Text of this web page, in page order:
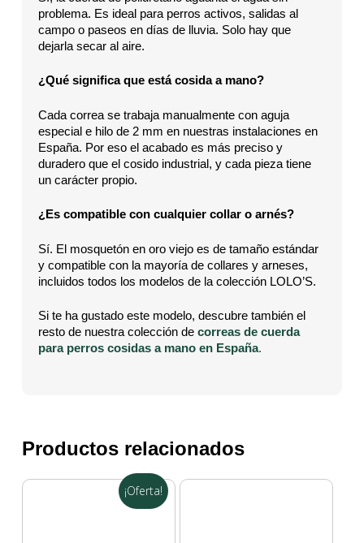
problema. Es ideal para perros activos, salidas al
campo o paseos en días de lluvia. Solo hay que
dejarla secar al aire.
¿Qué significa que está cosida a mano?
Cada correa se trabaja manualmente con aguja
especial e hilo de 2 mm en nuestras instalaciones en
España. Por eso el acabado es más preciso y
duradero que el cosido industrial, y cada pieza tiene
un carácter propio.
¿Es compatible con cualquier collar o arnés?
Sí. El mosquetón en oro viejo es de tamaño estándar
y compatible con la mayoría de collares y arneses,
incluidos todos los modelos de la colección LOLO’S.
Si te ha gustado este modelo, descubre también el
resto de nuestra colección de correas de cuerda
para perros cosidas a mano en España.
Productos relacionados
¡Oferta!